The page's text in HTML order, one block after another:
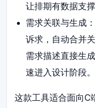
让排期有数据支
需求关联与生成
诉求，自动合并
需求描述直接生
速进入设计阶段。
这款工具适合面向C